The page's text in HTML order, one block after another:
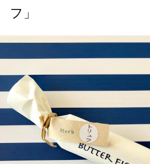
2025年12月号「お酒の新常
フ」